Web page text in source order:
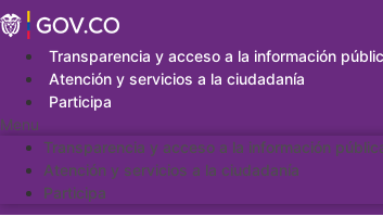
Saltar
al
contenidoTransparencia y acceso a la información
Atención y servicios a la ciudadanía
Participa
Menu
Transparencia y acceso a la información
Atención y servicios a la ciudadanía
Participa